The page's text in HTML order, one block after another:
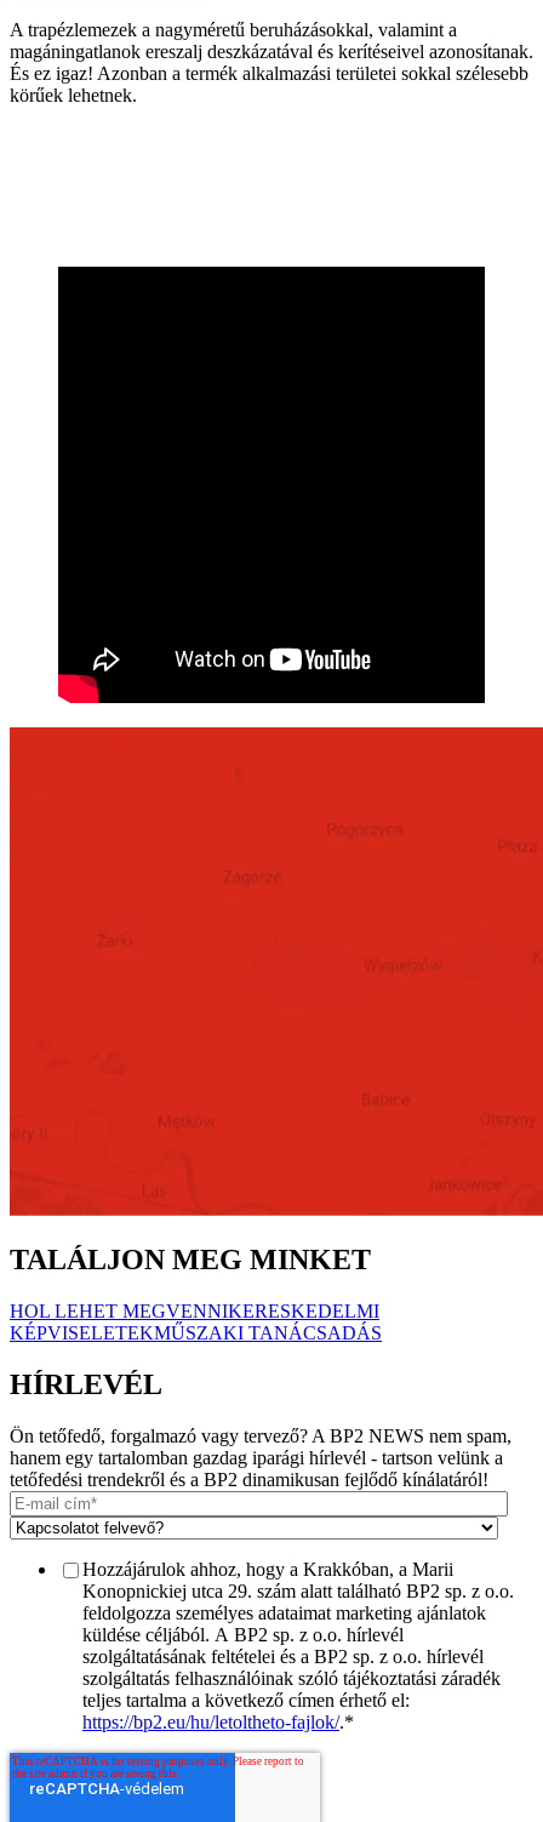
A trapézlemezek a nagyméretű beruházásokkal, valamint a
magáningatlanok ereszalj deszkázatával és kerítéseivel azonosítanak.
És ez igaz! Azonban a termék alkalmazási területei sokkal szélesebb
körűek lehetnek.
TALÁLJON MEG MINKET
HOL LEHET MEGVENNIKERESKEDELMI
KÉPVISELETEKMŰSZAKI TANÁCSADÁS
HÍRLEVÉL
Ön tetőfedő, forgalmazó vagy tervező? A BP2 NEWS nem spam,
hanem egy tartalomban gazdag iparági hírlevél - tartson velünk a
tetőfedési trendekről és a BP2 dinamikusan fejlődő kínálatáról!
Hozzájárulok ahhoz, hogy a Krakkóban, a Marii
Konopnickiej utca 29. szám alatt található BP2 sp. z o.o.
feldolgozza személyes adataimat marketing ajánlatok
küldése céljából. A BP2 sp. z o.o. hírlevél
szolgáltatásának feltételei és a BP2 sp. z o.o. hírlevél
szolgáltatás felhasználóinak szóló tájékoztatási záradék
teljes tartalma a következő címen érhető el:
https://bp2.eu/hu/letoltheto-fajlok/.*